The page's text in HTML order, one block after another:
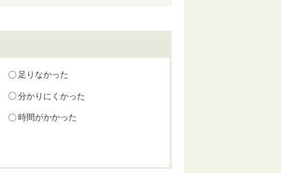
足りなかった
分かりにくかった
時間がかかった